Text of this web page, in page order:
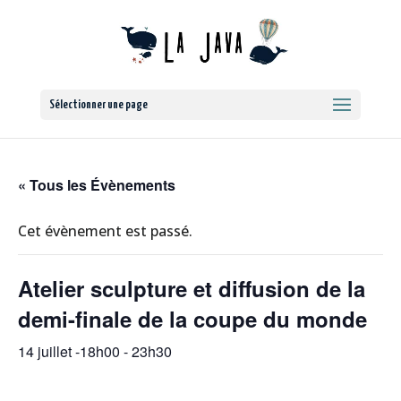
Sélectionner une page
« Tous les Évènements
Cet évènement est passé.
Atelier sculpture et diffusion de la
demi-finale de la coupe du monde
14 juillet -18h00 -23h30